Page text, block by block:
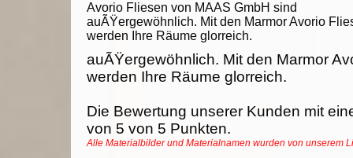
Avorio Fliesen von MAAS GmbH sind
auÃŸergewöhnlich. Mit den Marmor Avorio
werden Ihre Räume glorreich.
auÃŸergewöhnlich. Mit den Marmor
werden Ihre Räume glorreich.
Die Bewertung unserer Kunden mit
von 5 von 5 Punkten.
Alle Materialbilder und Materialnamen wurden von unserem